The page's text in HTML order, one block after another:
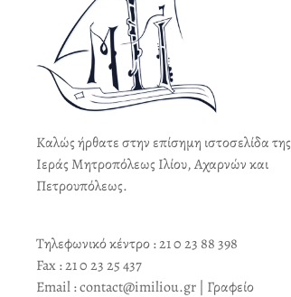
Καλώς ήρθατε στην επίσημη ιστοσελίδα της
Ιεράς Μητροπόλεως Ιλίου, Αχαρνών και
Πετρουπόλεως.
Τηλεφωνικό κέντρο : 21 0 23 88 398
Fax : 21 0 23 25 437
Email : contact@imiliou.gr | Γραφείο